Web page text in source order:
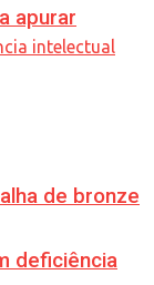
de bronze
deficiência
apurar